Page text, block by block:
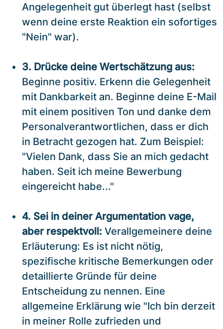
Angelegenheit gut überlegt hast (selbst
wenn deine erste Reaktion ein sofortiges
"Nein" war).
3. Drücke deine Wertschätzung aus:
Beginne positiv. Erkenn die Gelegenheit
mit Dankbarkeit an. Beginne deine E-Mail
mit einem positiven Ton und danke dem
Personalverantwortlichen, dass er dich
in Betracht gezogen hat. Zum Beispiel:
"Vielen Dank, dass Sie an mich gedacht
haben. Seit ich meine Bewerbung
eingereicht habe..."
4. Sei in deiner Argumentation vage,
aber respektvoll: Verallgemeinere deine
Erläuterung: Es ist nicht nötig,
spezifische kritische Bemerkungen oder
detaillierte Gründe für deine
Entscheidung zu nennen. Eine
allgemeine Erklärung wie "Ich bin derzeit
in meiner Rolle zufrieden und